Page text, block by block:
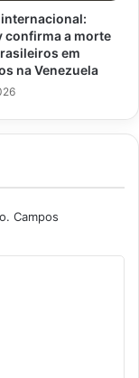
confirma a morte
em
na Venezuela
Campos